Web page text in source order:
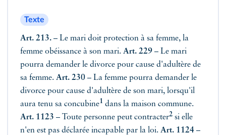
Texte
Art. 213. – Le mari doit protection à sa femme, la
femme obéissance à son mari. Art. 229 – Le mari
pourra demander le divorce pour cause d'adultère de
sa femme. Art. 230 – La femme pourra demander le
divorce pour cause d'adultère de son mari, lorsqu'il
aura tenu sa concubine1 dans la maison commune.
Art. 1123 – Toute personne peut contracter2 si elle
n'en est pas déclarée incapable par la loi. Art. 1124 –